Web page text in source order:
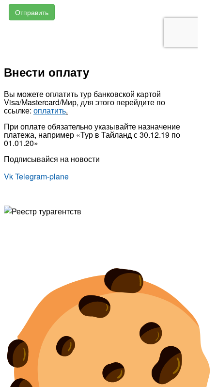
Внести оплату
Вы можете оплатить тур банковской картой
Visa/Mastercard/Мир, для этого перейдите по
ссылке: оплатить.
При оплате обязательно указывайте назначение
платежа, например «Тур в Тайланд с 30.12.19 по
01.01.20»
Подписывайся на новости
VkTelegram-plane